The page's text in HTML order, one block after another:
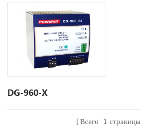
DG-960-X
Всего 1 страницы